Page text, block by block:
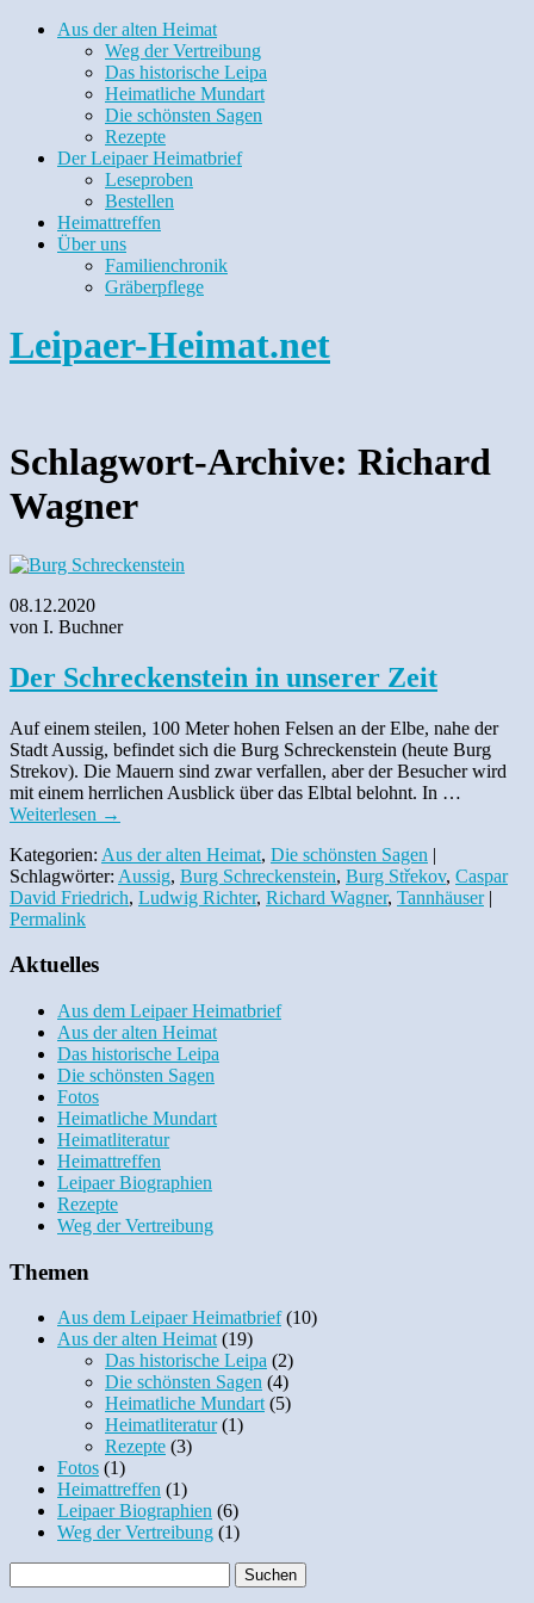
Aus der alten Heimat
Weg der Vertreibung
Das historische Leipa
Heimatliche Mundart
Die schönsten Sagen
Rezepte
Der Leipaer Heimatbrief
Leseproben
Bestellen
Heimattreffen
Über uns
Familienchronik
Gräberpflege
Leipaer-Heimat.net
Schlagwort-Archive: Richard
Wagner
08.12.2020
von I. Buchner
Der Schreckenstein in unserer Zeit
Auf einem steilen, 100 Meter hohen Felsen an der Elbe, nahe der
Stadt Aussig, befindet sich die Burg Schreckenstein (heute Burg
Strekov). Die Mauern sind zwar verfallen, aber der Besucher wird
mit einem herrlichen Ausblick über das Elbtal belohnt. In …
Weiterlesen →
Kategorien: Aus der alten Heimat, Die schönsten Sagen |
Schlagwörter: Aussig, Burg Schreckenstein, Burg Střekov, Caspar
David Friedrich, Ludwig Richter, Richard Wagner, Tannhäuser|
Permalink
Aktuelles
Aus dem Leipaer Heimatbrief
Aus der alten Heimat
Das historische Leipa
Die schönsten Sagen
Fotos
Heimatliche Mundart
Heimatliteratur
Heimattreffen
Leipaer Biographien
Rezepte
Weg der Vertreibung
Themen
Aus dem Leipaer Heimatbrief(10)
Aus der alten Heimat(19)
Das historische Leipa (2)
Die schönsten Sagen (4)
Heimatliche Mundart(5)
Heimatliteratur(1)
Rezepte (3)
Fotos (1)
Heimattreffen (1)
Leipaer Biographien (6)
Weg der Vertreibung (1)